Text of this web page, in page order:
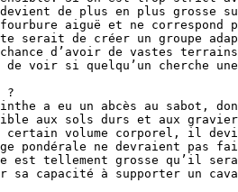
devient de plus en plus grosse
aiguë et ne correspond
serait de créer un groupe
chance d’avoir de vastes
de voir si quelqu’un cherche
?
a eu un abcès au
aux sols durs et aux
certain volume corporel, il
pondérale ne devraient
est tellement grosse qu’il
sa capacité à supporter un